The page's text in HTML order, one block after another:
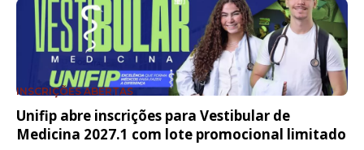
INSCRIÇÕES ABERTAS
Unifip abre inscrições para Vestibular de
Medicina 2027.1 com lote promocional limitado